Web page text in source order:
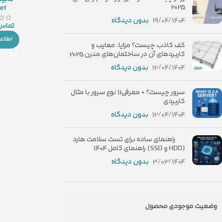
2025
19/04/1404 بدون دیدگاه
کف کاذب چیست؟ مزایا، معایب و
کاربردهای آن در ساختمان‌های مدرن 2025
12/04/1404 بدون دیدگاه
سرور چیست؟ + معرفی11 نوع سرور با مثال
کاربردی
12/04/1404 بدون دیدگاه
راهنمای ساده برای تست سلامت هارد
(HDD و SSD) راهنمای کامل 1404
3/03/1404 بدون دیدگاه
وضعیت موجودی محصول